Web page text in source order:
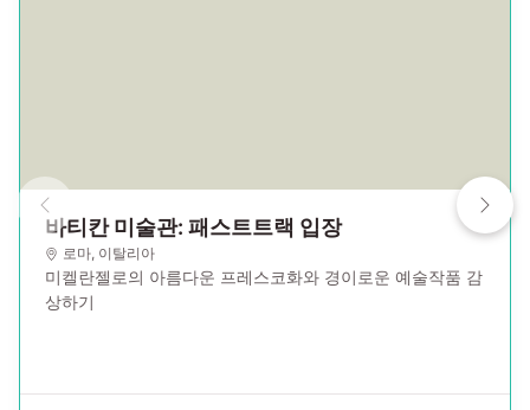
바티칸 미술관: 패스트트랙 입장
로마, 이탈리아
미켈란젤로의 아름다운 프레스코화와 경이로운 예술작품 감
상하기